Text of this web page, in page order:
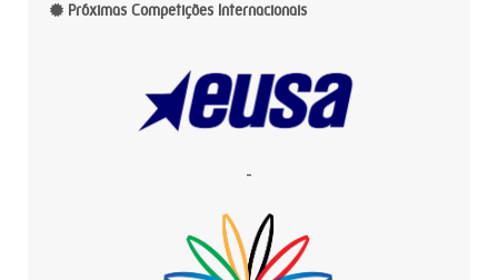
Próximas Competições Internacionais
-